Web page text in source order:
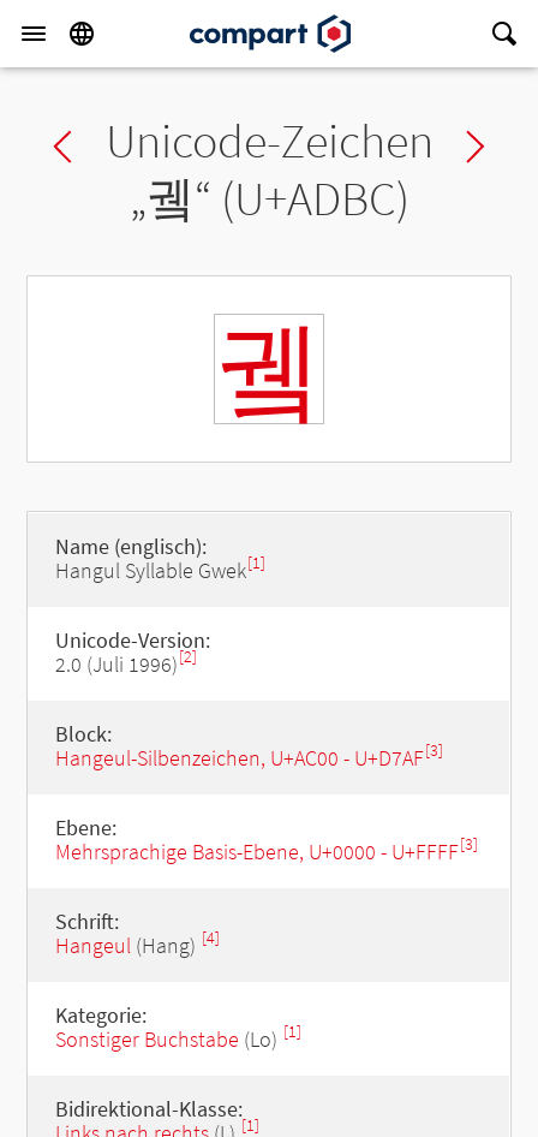
Previous char
Unicode-Zeichen
„궼“ (U+ADBC)
궼
Name (englisch):
Hangul Syllable Gwek[1]
Unicode-Version:
2.0 (Juli 1996)[2]
Block:
Hangeul-Silbenzeichen, U+AC00 - U+D7AF[3]
Ebene:
Mehrsprachige Basis-Ebene, U+0000 - U+FFFF[3]
Schrift:
Hangeul(Hang) [4]
Kategorie:
Sonstiger Buchstabe (Lo) [1]
Bidirektional-Klasse:
[1]